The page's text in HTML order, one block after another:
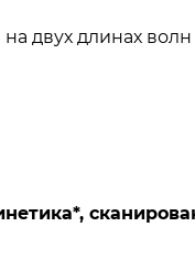
двух длинах
*,